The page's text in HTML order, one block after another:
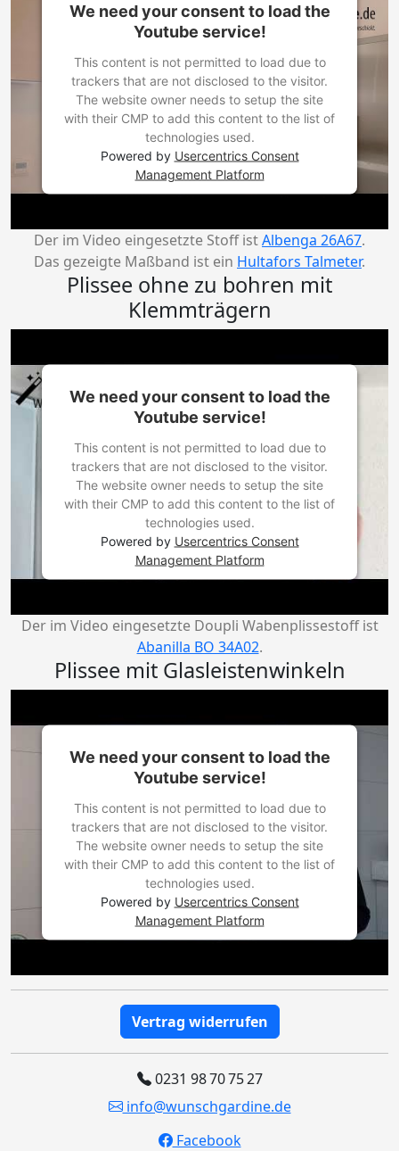
We need your consent to load the
Youtube service!
This content is not permitted to load due to
trackers that are not disclosed to the visitor.
The website owner needs to setup the site
with their CMP to add this content to the list of
technologies used.
Powered by Usercentrics Consent
Management Platform
Der im Video eingesetzte Stoff istAlbenga 26A67.
Das gezeigte Maßband ist ein Hultafors Talmeter.
Plissee ohne zu bohren mit
Klemmträgern
We need your consent to load the
Youtube service!
This content is not permitted to load due to
trackers that are not disclosed to the visitor.
The website owner needs to setup the site
with their CMP to add this content to the list of
technologies used.
Powered by Usercentrics Consent
Management Platform
Der im Video eingesetzte Doupli Wabenplissestoff ist
Abanilla BO 34A02.
Plissee mit Glasleistenwinkeln
We need your consent to load the
Youtube service!
This content is not permitted to load due to
trackers that are not disclosed to the visitor.
The website owner needs to setup the site
with their CMP to add this content to the list of
technologies used.
Powered by Usercentrics Consent
Management Platform
Vertrag widerrufen
0231 98 70 75 27
info@wunschgardine.de
Facebook